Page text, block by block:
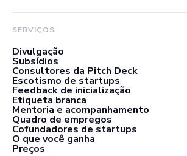
SERVIÇOS
Divulgação
Subsídios
Consultores da Pitch Deck
Escotismo de startups
Feedback de inicialização
Etiqueta branca
Mentoria e acompanhamento
Quadro de empregos
Cofundadores de startups
O que você ganha
Preços